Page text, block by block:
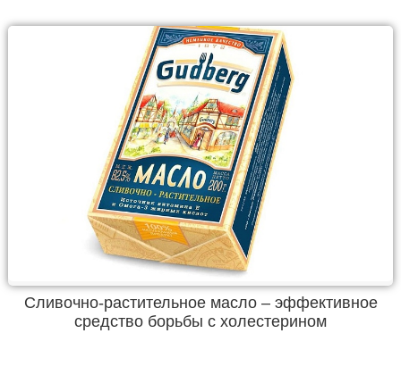
Сливочно-растительное масло – эффективное
средство борьбы с холестерином